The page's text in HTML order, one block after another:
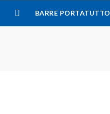
BARRE PORTATUTTO